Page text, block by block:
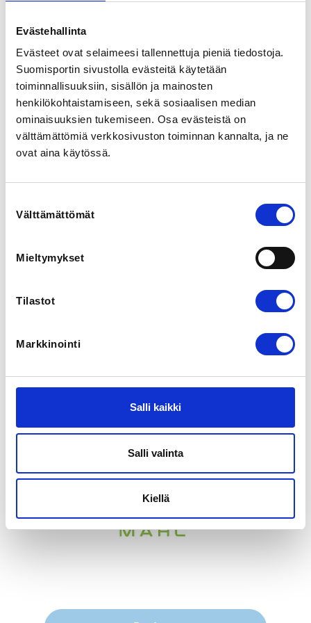
Evästehallinta
Evästeet ovat selaimeesi tallennettuja pieniä tiedostoja.
Suomisportin sivustolla evästeitä käytetään
toiminnallisuuksiin, sisällön ja mainosten
henkilökohtaistamiseen, sekä sosiaalisen median
ominaisuuksien tukemiseen. Osa evästeistä on
välttämättömiä verkkosivuston toiminnan kannalta, ja ne
ovat aina käytössä.
valinta
Välttämättömät
Mieltymykset
Tilastot
Markkinointi
Salli kaikki
Salli valinta
Kiellä
lasten toiveet huomioon.  Kerho alkaa 16.9.2024 ja
Kerhoa voi käydä kerran kokeilemassa maksutta.
Ilmoittautumisen peruutus tulee tehdä kirjallisesti
sähköpostiin mikko(at)
mahl.fi.
Hinta:
Syyskausi 25€
Kevätkausi 35€
Kunnanmäki 3, 50600 Mikkeli, Suomi